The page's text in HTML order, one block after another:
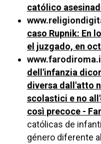
católico
caso Rupnik: En
el juzgado, en
dell'infanzia
diversa dall'atto
scolastici e no
così precoce -
católicas de
género diferente